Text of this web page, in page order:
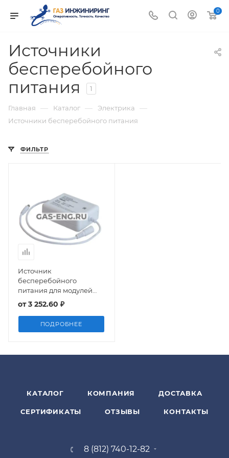
0
Источники
бесперебойного
питания
1
Главная — Каталог — Электрика —
Источники бесперебойного питания
ФИЛЬТР
Источник
бесперебойного
питания для модулей
Neptun Smart, Smart,
Теплолюкс
от3 252.60 ₽
ПОДРОБНЕЕ
КАТАЛОГ КОМПАНИЯ ДОСТАВКА
СЕРТИФИКАТЫ ОТЗЫВЫ КОНТАКТЫ
8 (812) 740-12-82